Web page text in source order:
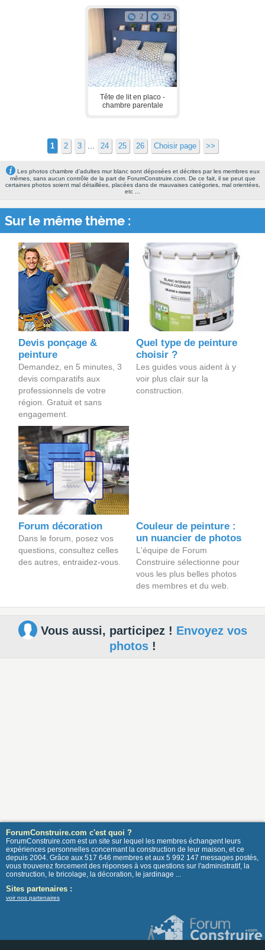
2 25
Tête de lit en placo -
chambre parentale
1 2 3 24 25 26 Choisir page >>
Les photos chambre d'adultes mur blanc sont déposées et décrites par les membres eux
mêmes, sans aucun contrôle de la part de ForumConstruire.com. De ce fait, il se peut que
certaines photos soient mal détaillées, placées dans de mauvaises catégories, mal orientées,
etc ...
Sur le même thème :
Devis ponçage &
peinture
Demandez, en 5 minutes, 3
devis comparatifs aux
professionnels de votre
région. Gratuit et sans
engagement.
Quel type de peinture
choisir ?
Les guides vous aident à y
voir plus clair sur la
construction.
Forum décoration
Dans le forum, posez vos
questions, consultez celles
des autres, entraidez-vous.
Couleur de peinture :
un nuancier de photos
L'équipe de Forum
Construire sélectionne pour
vous les plus belles photos
des membres et du web.
Vous aussi, participez ! Envoyez vos
photos!
ForumConstruire.com c'est quoi ?
ForumConstruire.com est un site sur lequel les membres échangent leurs
expériences personnelles concernant la construction de leur maison, et ce
depuis 2004. Grâce aux 517 646 membres et aux 5 992 147 messages postés,
vous trouverez forcement des réponses à vos questions sur l'administratif, la
construction, le bricolage, la décoration, le jardinage ...
Sites partenaires :
voir nos partenaires